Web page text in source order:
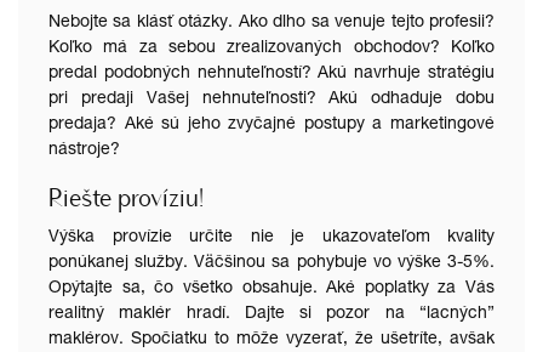
Nebojte sa klásť otázky. Ako dlho sa venuje tejto profesii?
Koľko má za sebou zrealizovaných obchodov? Koľko
predal podobných nehnuteľností? Akú navrhuje stratégiu
pri predaji Vašej nehnuteľnosti? Akú odhaduje dobu
predaja? Aké sú jeho zvyčajné postupy a marketingové
nástroje?
Riešte províziu!
Výška provízie určite nie je ukazovateľom kvality
ponúkanej služby. Väčšinou sa pohybuje vo výške 3-5%.
Opýtajte sa, čo všetko obsahuje. Aké poplatky za Vás
realitný maklér hradí. Dajte si pozor na “lacných”
maklérov. Spočiatku to môže vyzerať, že ušetríte, avšak